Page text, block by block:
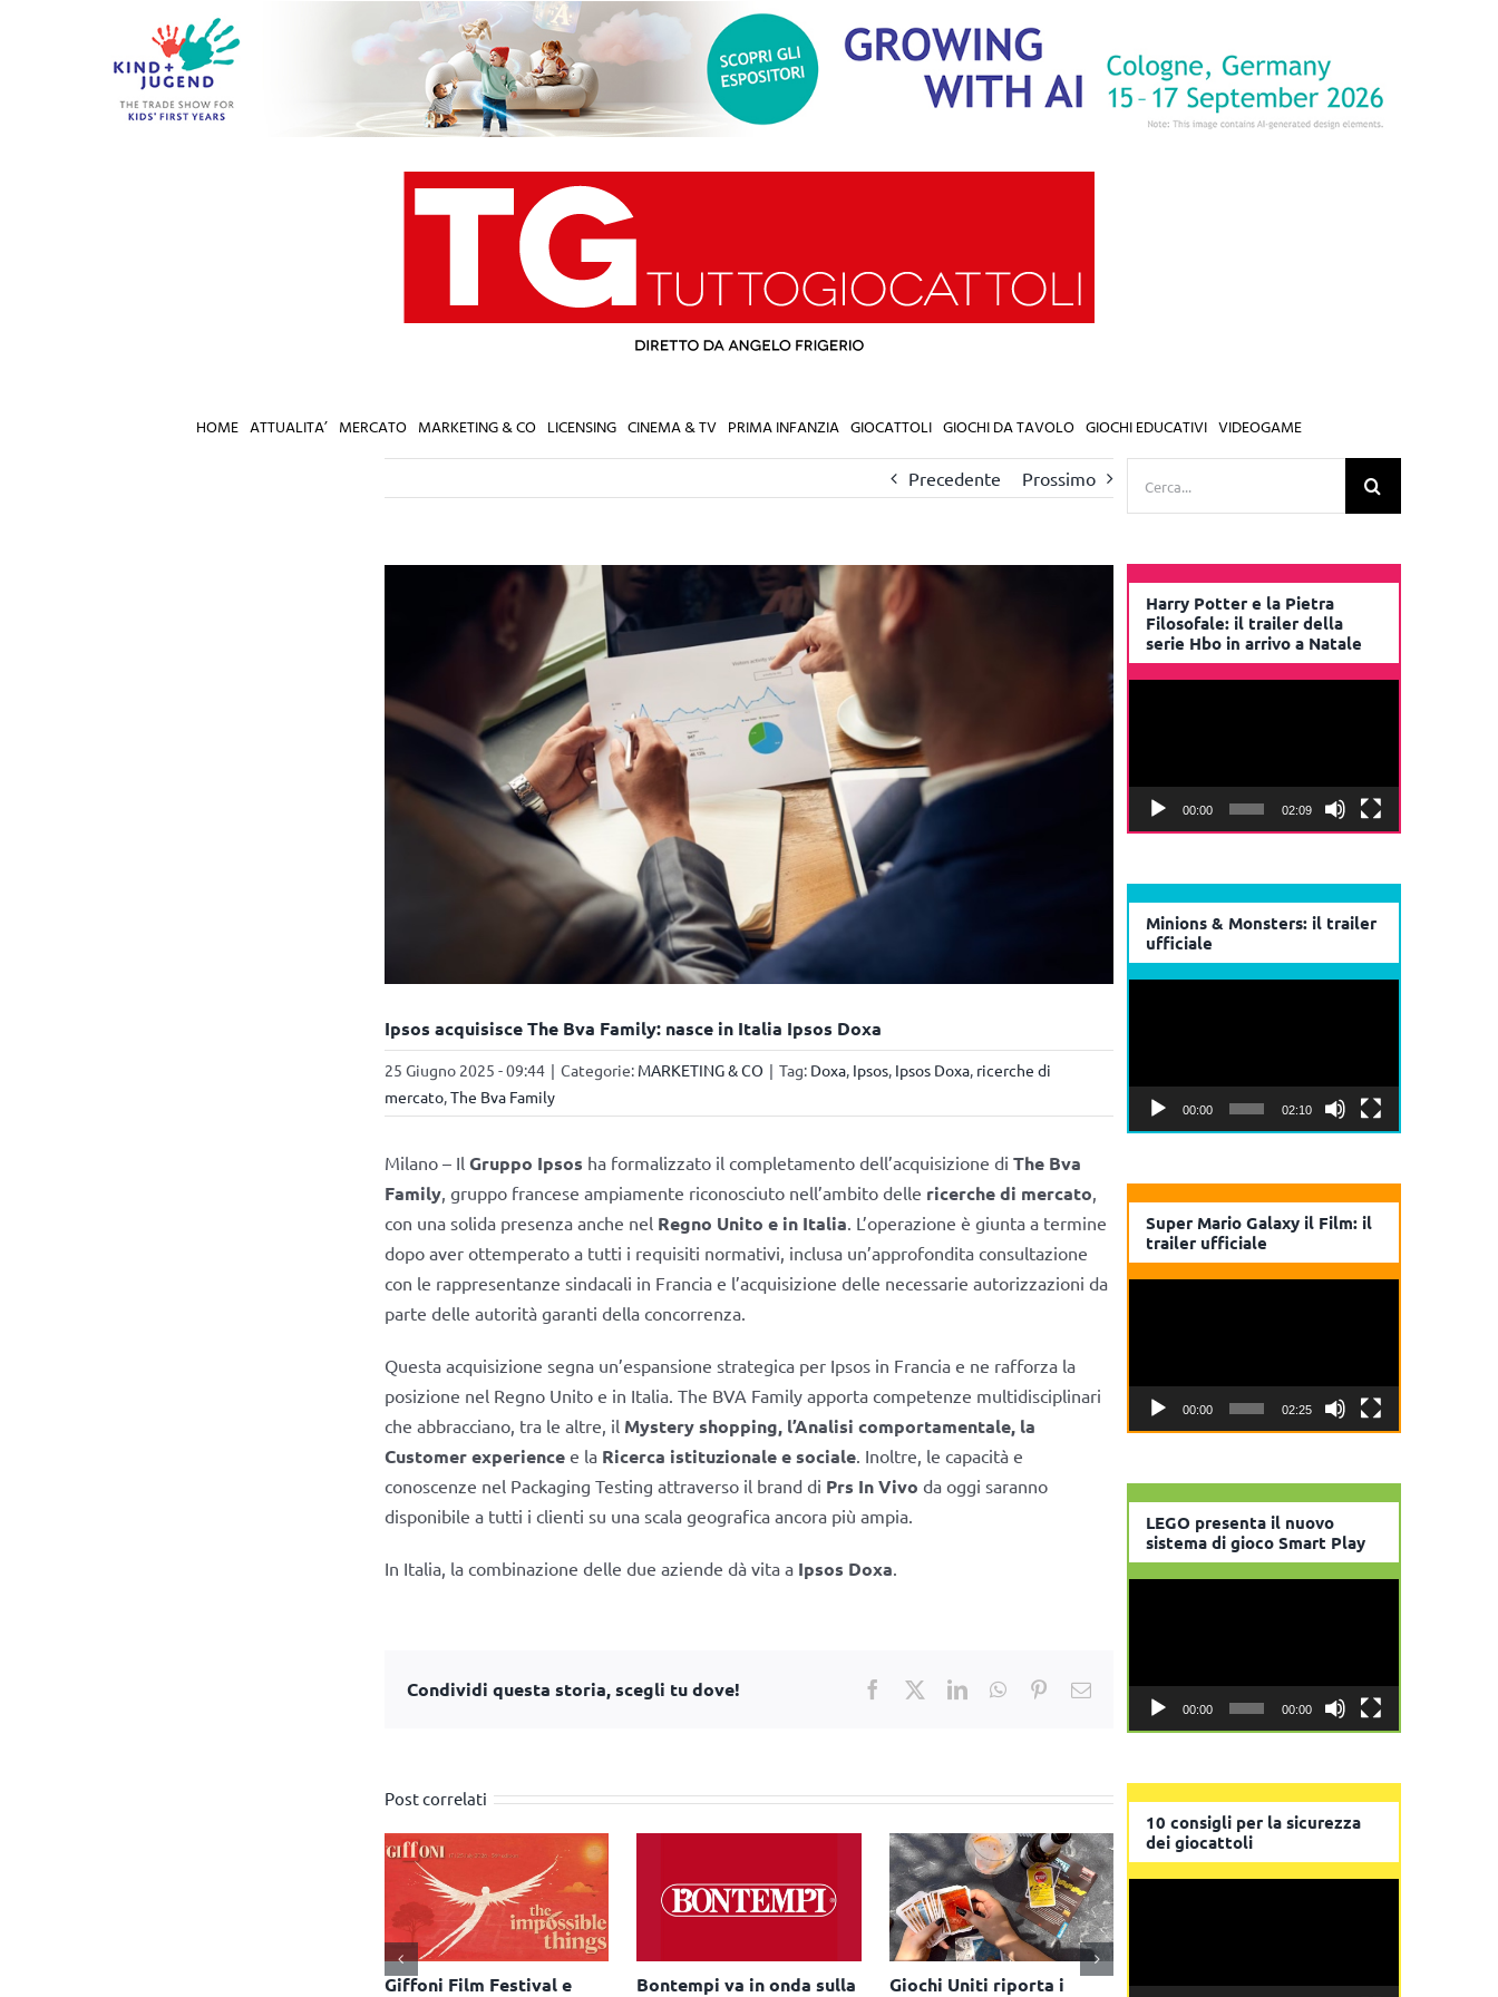
HOME ATTUALITA’ MERCATO MARKETING & CO LICENSING CINEMA & TV PRIMA INFANZIA GIOCATTOLI GIOCHI DA TAVOLO GIOCHI EDUCATIVI VIDEOGAME
Precedente Prossimo
Ipsos acquisisce The Bva Family: nasce in Italia Ipsos Doxa
25 Giugno 2025 - 09:44 | Categorie: MARKETING & CO | Tag: Doxa, Ipsos, Ipsos Doxa, ricerche di
mercato,The Bva Family
Milano – Il Gruppo Ipsos ha formalizzato il completamento dell’acquisizione di The Bva
Family, gruppo francese ampiamente riconosciuto nell’ambito delle ricerche di mercato
con una solida presenza anche nel Regno Unito e in Italia . L’operazione è giunta a termine
dopo aver ottemperato a tutti i requisiti normativi, inclusa un’approfondita consultazione
con le rappresentanze sindacali in Francia e l’acquisizione delle necessarie autorizzazioni da
parte delle autorità garanti della concorrenza.
Questa acquisizione segna un’espansione strategica per Ipsos in Francia e ne rafforza la
posizione nel Regno Unito e in Italia. The BVA Family apporta competenze multidisciplinari
che abbracciano, tra le altre, il Mystery shopping, l’Analisi comportamentale, la
Customer experiencee la Ricerca istituzionale e sociale. Inoltre, le capacità e
conoscenze nel Packaging Testing attraverso il brand di Prs In Vivo da oggi saranno
disponibile a tutti i clienti su una scala geografica ancora più ampia.
In Italia, la combinazione delle due aziende dà vita a Ipsos Doxa
Condividi questa storia, scegli tu dove! Facebook LinkedInWhatsApp
PinterestEmail
Post correlati
Giffoni Film Festival e
Bontempi va in onda sulla
Giochi Uniti riporta i
Tratto Pen rinnova la
Giochi
Harry Potter e la Pietra
Filosofale: il trailer della
serie Hbo in arrivo a Natale
00:00 02:09
Minions & Monsters: il trailer
ufficiale
00:00 02:10
Super Mario Galaxy il Film: il
trailer ufficiale
00:00 02:25
LEGO presenta il nuovo
sistema di gioco Smart Play
00:00 00:00
10 consigli per la sicurezza
dei giocattoli